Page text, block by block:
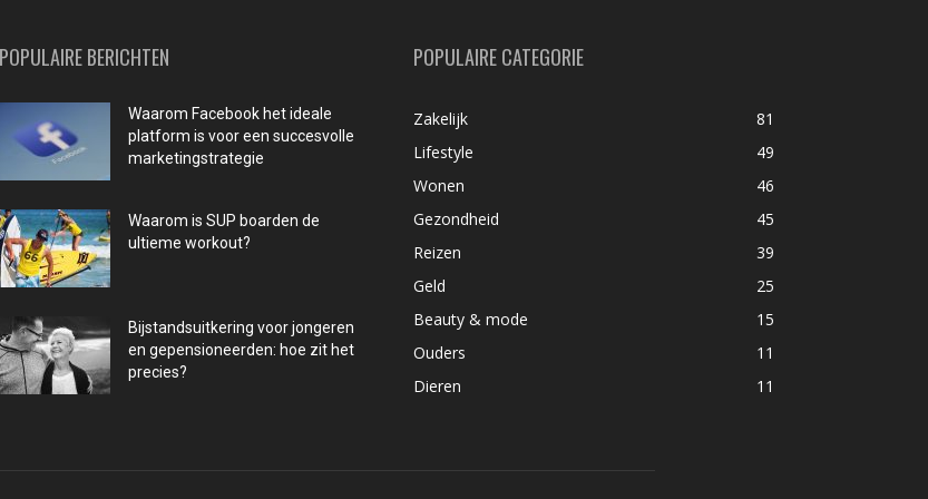
POPULAIRE BERICHTEN
Waarom Facebook het ideale
platform is voor een succesvolle
marketingstrategie
Waarom is SUP boarden de
ultieme workout?
Bijstandsuitkering voor jongeren
en gepensioneerden: hoe zit het
precies?
POPULAIRE CATEGORIE
Zakelijk
81
Lifestyle
49
Wonen
46
Gezondheid
45
Reizen
39
Geld
25
Beauty & mode
15
Ouders
11
Dieren
11